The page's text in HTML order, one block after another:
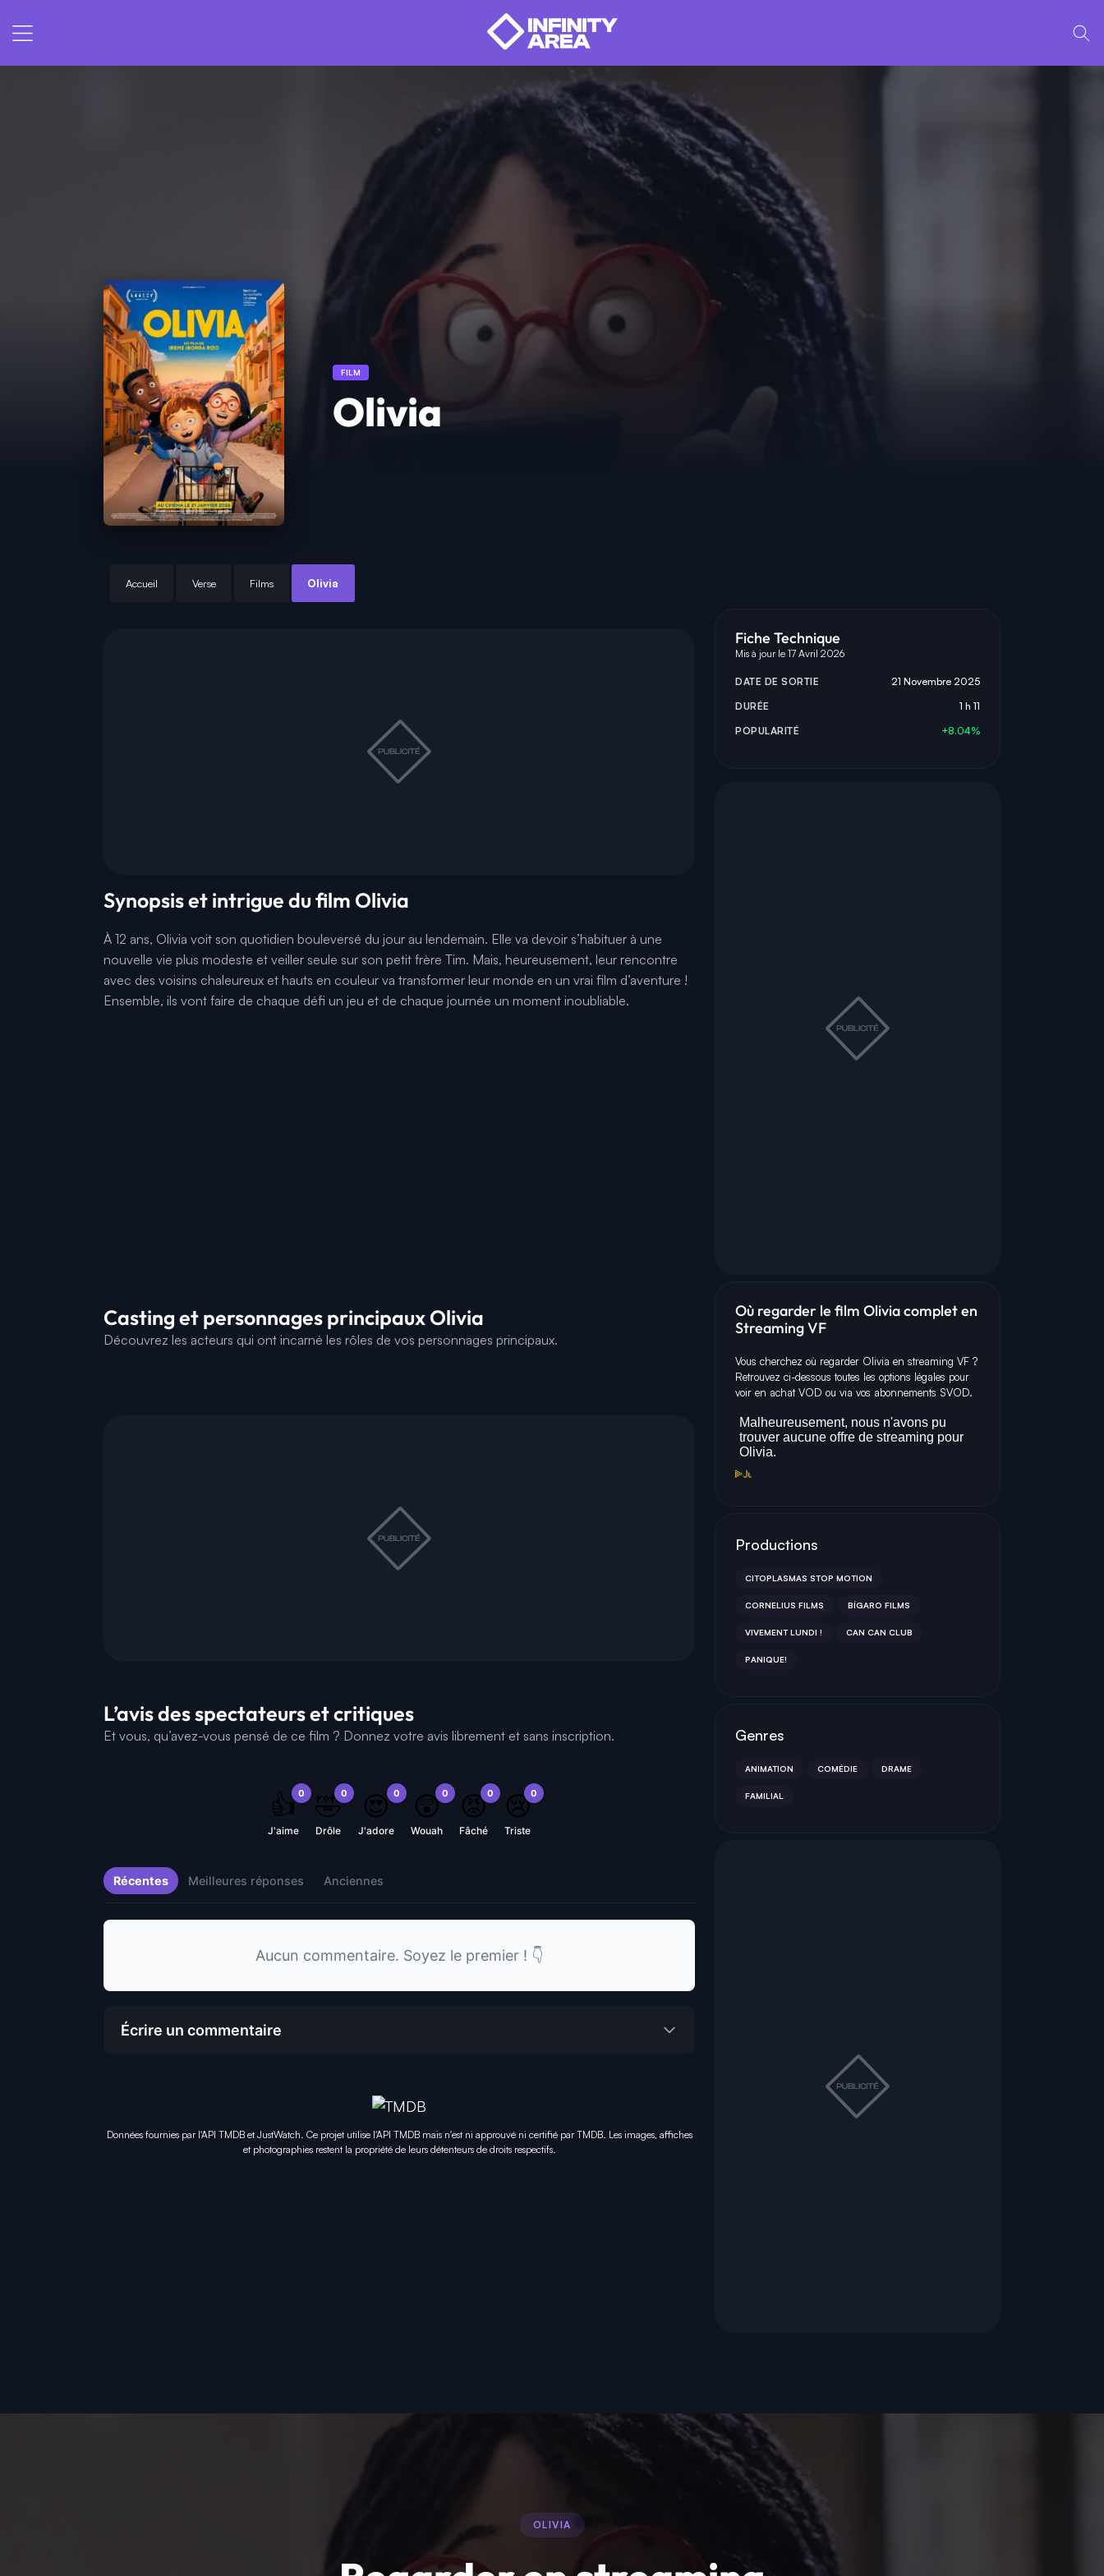
FILM
Olivia
Accueil Verse Films Olivia
Synopsis et intrigue du film Olivia
À 12 ans, Olivia voit son quotidien bouleversé du jour au lendemain. Elle va devoir s’habituer à une
nouvelle vie plus modeste et veiller seule sur son petit frère Tim. Mais, heureusement, leur rencontre
avec des voisins chaleureux et hauts en couleur va transformer leur monde en un vrai film d’aventure !
Ensemble, ils vont faire de chaque défi un jeu et de chaque journée un moment inoubliable.
Casting et personnages principaux Olivia
Découvrez les acteurs qui ont incarné les rôles de vos personnages principaux.
L’avis des spectateurs et critiques
Et vous, qu’avez-vous pensé de ce film ? Donnez votre avis librement et sans inscription.
0
👍
J'aime
0
🤣
Drôle
0
😍
J'adore
0
😲
Wouah
0
😡
Fâché
0
😢
Triste
Récentes Meilleures réponses Anciennes
Aucun commentaire. Soyez le premier ! 👇
Écrire un commentaire
Données fournies par l'API TMDB et JustWatch. Ce projet utilise l'API TMDB mais n'est ni approuvé ni certifié par TMDB. Les images, affiches
et photographies restent la propriété de leurs détenteurs de droits respectifs.
Fiche Technique
Mis à jour le 17 Avril 2026
DATE DE SORTIE
21 Novembre 2025
DURÉE
1 h 11
POPULARITÉ
+8.04%
Où regarder le film Olivia complet en
Streaming VF
Vous cherchez où regarder Olivia en streaming VF ?
Retrouvez ci-dessous toutes les options légales pour
voir en achat VOD ou via vos abonnements SVOD.
Productions
CITOPLASMAS STOP MOTION
CORNELIUS FILMS BÍGARO FILMS
VIVEMENT LUNDI ! CAN CAN CLUB
PANIQUE!
Genres
ANIMATION COMÉDIE DRAME
FAMILIAL
OLIVIA